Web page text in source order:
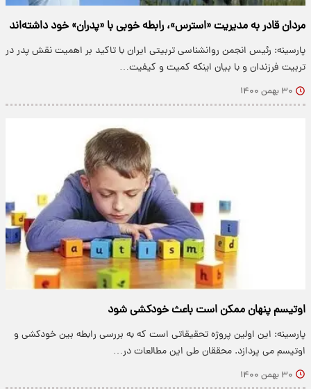
مردان قادر به مدیریت «استرس»، رابطه خوبی با «پدران» خود داشته‌اند
پارسینه: رئیس انجمن روانشناسی تربیتی ایران با تاکید بر اهمیت نقش پدر در
تربیت فرزندان و با بیان اینکه کمیت و کیفیت…
۳۰ بهمن ۱۴۰۰
اوتیسم پنهان ممکن است باعث خودکشی شود
پارسینه: این اولین پروژه تحقیقاتی است که به بررسی رابطه بین خودکشی و
اوتیسم می پردازد. محققان طی این مطالعات در…
۳۰ بهمن ۱۴۰۰